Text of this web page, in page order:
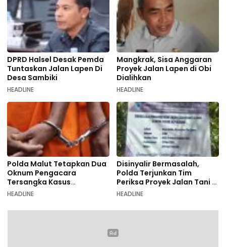
DPRD Halsel Desak Pemda
Tuntaskan Jalan Lapen Di
Desa Sambiki
HEADLINE
Mangkrak, Sisa Anggaran
Proyek Jalan Lapen di Obi
Dialihkan
HEADLINE
Polda Malut Tetapkan Dua
Oknum Pengacara
Tersangka Kasus
Pemalsuan Dokumen
HEADLINE
Disinyalir Bermasalah,
Polda Terjunkan Tim
Periksa Proyek Jalan Tani di
Galala
HEADLINE